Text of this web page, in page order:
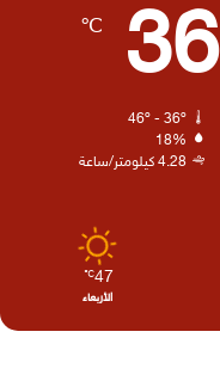
36
℃
46º - 36º
18%
4.28 كيلومتر/ساعة
47
℃
الأربعاء